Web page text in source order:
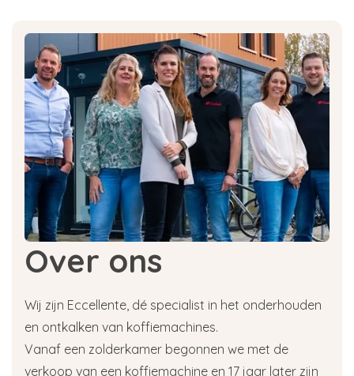
Over ons
Wij zijn Eccellente, dé specialist in het onderhouden
en ontkalken van koffiemachines.
Vanaf een zolderkamer begonnen we met de
verkoop van een koffiemachine en 17 jaar later zijn